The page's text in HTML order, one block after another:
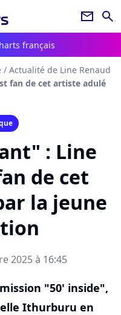
newsletter search
français
/ Actualité de Line Renaud
fan de cet artiste adulé
: Line
de cet
la jeune
2025 à 16:45
"50' inside",
Ithurburu en